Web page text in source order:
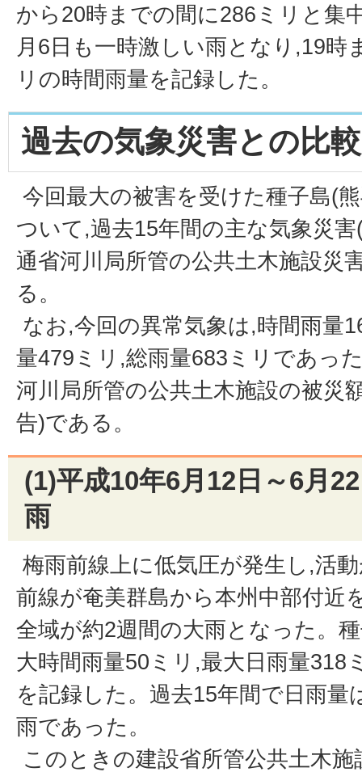
から20時までの間に286ミリと集
月6日も一時激しい雨となり,19時
リの時間雨量を記録した。
過去の気象災害との比較
今回最大の被害を受けた種子島(
ついて,過去15年間の主な気象災
通省河川局所管の公共土木施設災
る。
なお,今回の異常気象は,時間雨量
量479ミリ,総雨量683ミリであっ
河川局所管の公共土木施設の被災
告)である。
(1)平成10年6月12日～6月
雨
梅雨前線上に低気圧が発生し,活
前線が奄美群島から本州中部付近
全域が約2週間の大雨となった。
大時間雨量50ミリ,最大日雨量318
を記録した。過去15年間で日雨量
雨であった。
このときの建設省所管公共土木